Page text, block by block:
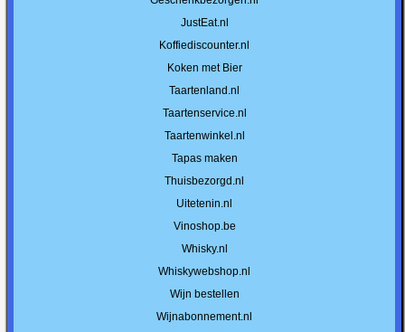
JustEat.nl
Koffiediscounter.nl
Koken met Bier
Taartenland.nl
Taartenservice.nl
Taartenwinkel.nl
Tapas maken
Thuisbezorgd.nl
Uitetenin.nl
Vinoshop.be
Whisky.nl
Whiskywebshop.nl
Wijn bestellen
Wijnabonnement.nl